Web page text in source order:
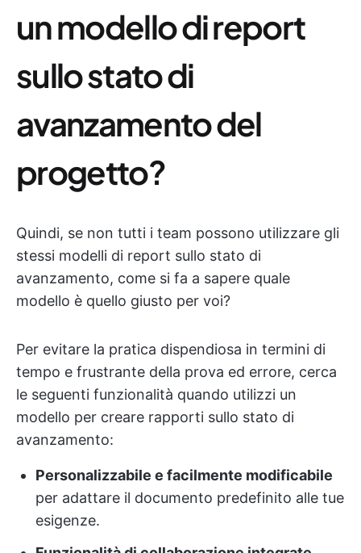
un modello di report
sullo stato di
avanzamento del
progetto?
Quindi, se non tutti i team possono utilizzare gli
stessi modelli di report sullo stato di
avanzamento, come si fa a sapere quale
modello è quello giusto per voi?
Per evitare la pratica dispendiosa in termini di
tempo e frustrante della prova ed errore, cerca
le seguenti funzionalità quando utilizzi un
modello per creare rapporti sullo stato di
avanzamento:
Personalizzabile e facilmente modificabile
per adattare il documento predefinito alle tue
esigenze.